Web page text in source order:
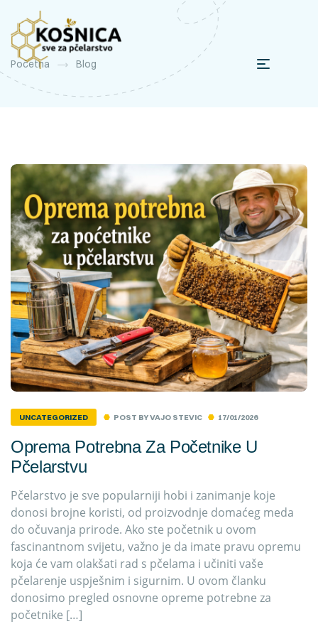
Početna Blog
17/01/2026
UNCATEGORIZED POST BYVAJO STEVIC
Oprema Potrebna Za Početnike U
Pčelarstvu
Pčelarstvo je sve popularniji hobi i zanimanje koje
donosi brojne koristi, od proizvodnje domaćeg meda
do očuvanja prirode. Ako ste početnik u ovom
fascinantnom svijetu, važno je da imate pravu opremu
koja će vam olakšati rad s pčelama i učiniti vaše
pčelarenje uspješnim i sigurnim. U ovom članku
donosimo pregled osnovne opreme potrebne za
početnike […]